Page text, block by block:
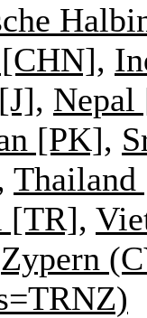
,
,
[PK],
[TR],
Zypern